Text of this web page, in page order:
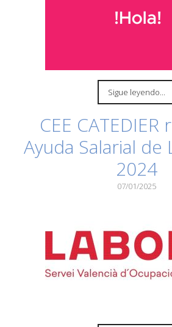
Sigue leyendo...
CEE CATEDIER
Ayuda Salarial de
2024
07/01/2025